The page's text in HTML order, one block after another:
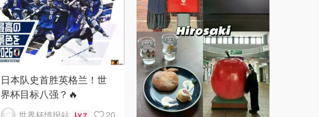
日本队史首胜英格兰！世
界杯目标八强？🔥
世界杯情报站 7 20